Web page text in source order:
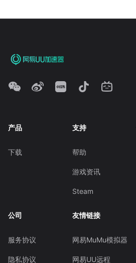
产品
下载
支持
帮助
游戏资讯
Steam
公司
服务协议
隐私协议
友情链接
网易MuMu模拟器
网易UU远程